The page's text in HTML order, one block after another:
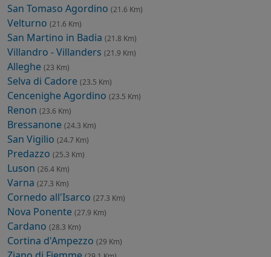
San Tomaso Agordino (21.6 Km)
Velturno (21.6 Km)
San Martino in Badia (21.8 Km)
Villandro - Villanders (21.9 Km)
Alleghe (23 Km)
Selva di Cadore (23.5 Km)
Cencenighe Agordino (23.5 Km)
Renon (23.6 Km)
Bressanone (24.3 Km)
San Vigilio (24.7 Km)
Predazzo (25.3 Km)
Luson (26.4 Km)
Varna (27.3 Km)
Cornedo all'Isarco (27.3 Km)
Nova Ponente (27.9 Km)
Cardano (28.3 Km)
Cortina d'Ampezzo (29 Km)